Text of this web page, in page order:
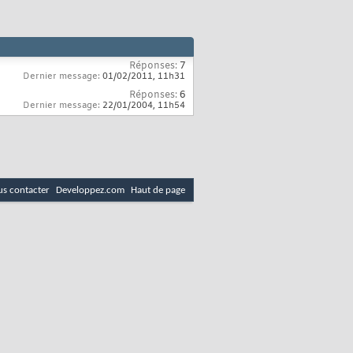
Réponses: 7
Dernier message: 01/02/2011, 11h31
Réponses:6
Dernier message: 22/01/2004, 11h54
contacter Developpez.com Haut de page